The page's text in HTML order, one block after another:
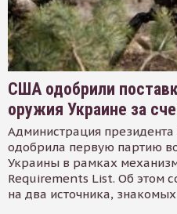
США одобрили
оружия Украине за
Администрация
одобрила первую партию
Украины в рамках
Requirements List. Об этом
на два источника,